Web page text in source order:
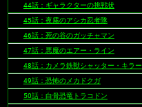
44話：ギャラクターの挑戦状
45話：夜霧のアシカ忍者隊
46話：死の谷のガッチャマン
47話：悪魔のエアー・ライン
48話：カメラ鉄獣シャッター・キラー
49話：恐怖のメカドクガ
50話：白骨恐竜トラコドン